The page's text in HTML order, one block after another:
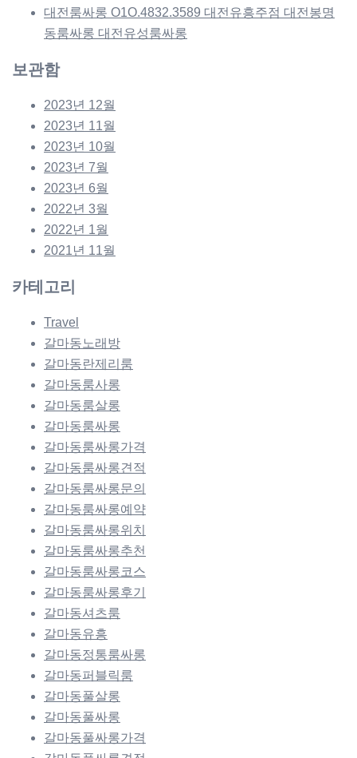
대전룸싸롱 O1O.4832.3589 대전유흥주점 대전봉명
동룸싸롱 대전유성룸싸롱
보관함
2023년 12월
2023년 11월
2023년 10월
2023년 7월
2023년 6월
2022년 3월
2022년 1월
2021년 11월
카테고리
Travel
갈마동노래방
갈마동란제리룸
갈마동룸사롱
갈마동룸살롱
갈마동룸싸롱
갈마동룸싸롱가격
갈마동룸싸롱견적
갈마동룸싸롱문의
갈마동룸싸롱예약
갈마동룸싸롱위치
갈마동룸싸롱추천
갈마동룸싸롱코스
갈마동룸싸롱후기
갈마동셔츠룸
갈마동유흥
갈마동정통룸싸롱
갈마동퍼블릭룸
갈마동풀살롱
갈마동풀싸롱
갈마동풀싸롱가격